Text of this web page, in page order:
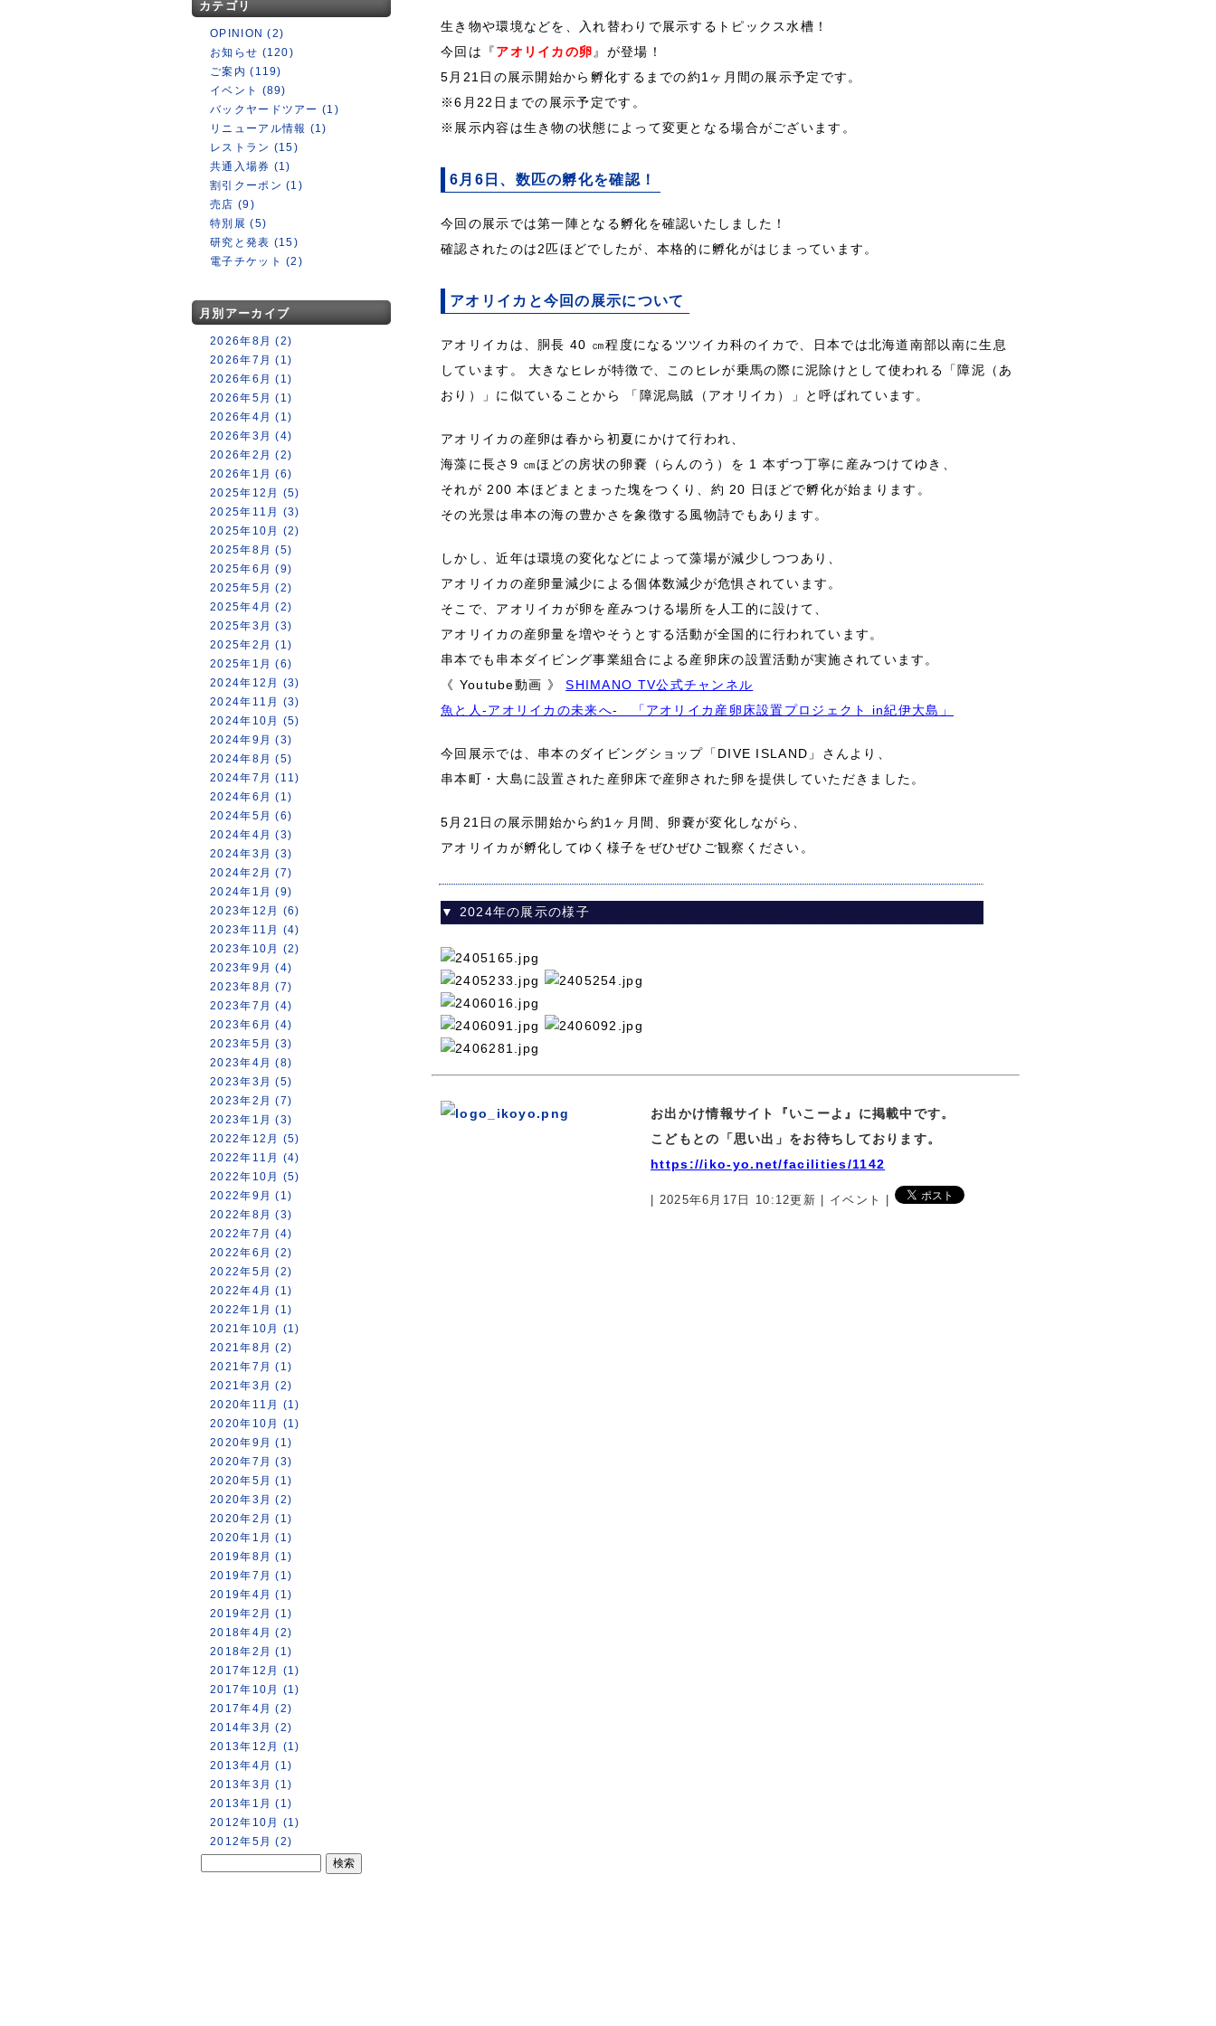
カテゴリ
OPINION (2)
お知らせ (120)
ご案内 (119)
イベント (89)
バックヤードツアー (1)
リニューアル情報 (1)
レストラン (15)
共通入場券 (1)
割引クーポン (1)
売店 (9)
特別展 (5)
研究と発表 (15)
電子チケット (2)
月別アーカイブ
2026年8月 (2)
2026年7月 (1)
2026年6月 (1)
2026年5月 (1)
2026年4月 (1)
2026年3月 (4)
2026年2月 (2)
2026年1月 (6)
2025年12月 (5)
2025年11月 (3)
2025年10月 (2)
2025年8月 (5)
2025年6月 (9)
2025年5月 (2)
2025年4月 (2)
2025年3月 (3)
2025年2月 (1)
2025年1月 (6)
2024年12月 (3)
2024年11月 (3)
2024年10月 (5)
2024年9月 (3)
2024年8月 (5)
2024年7月 (11)
2024年6月 (1)
2024年5月 (6)
2024年4月 (3)
2024年3月 (3)
2024年2月 (7)
2024年1月 (9)
2023年12月 (6)
2023年11月 (4)
2023年10月 (2)
2023年9月 (4)
2023年8月 (7)
2023年7月 (4)
2023年6月 (4)
2023年5月 (3)
2023年4月 (8)
2023年3月 (5)
2023年2月 (7)
2023年1月 (3)
2022年12月 (5)
2022年11月 (4)
2022年10月 (5)
2022年9月 (1)
2022年8月 (3)
2022年7月 (4)
2022年6月 (2)
2022年5月 (2)
2022年4月 (1)
2022年1月 (1)
2021年10月 (1)
2021年8月 (2)
2021年7月 (1)
2021年3月 (2)
2020年11月 (1)
2020年10月 (1)
2020年9月 (1)
2020年7月 (3)
2020年5月 (1)
2020年3月 (2)
2020年2月 (1)
2020年1月 (1)
2019年8月 (1)
2019年7月 (1)
2019年4月 (1)
2019年2月 (1)
2018年4月 (2)
2018年2月 (1)
2017年12月 (1)
2017年10月 (1)
2017年4月 (2)
2014年3月 (2)
2013年12月 (1)
2013年4月 (1)
2013年3月 (1)
2013年1月 (1)
2012年10月 (1)
2012年5月 (2)
生き物や環境などを、入れ替わりで展示するトピックス水槽！
今回は『アオリイカの卵 』が登場！
5月21日の展示開始から孵化するまでの約1ヶ月間の展示予定です。
※6月22日までの展示予定です。
※展示内容は生き物の状態によって変更となる場合がございます。
6月6日、数匹の孵化を確認！
今回の展示では第一陣となる孵化を確認いたしました！
確認されたのは2匹ほどでしたが、本格的に孵化がはじまっています。
アオリイカと今回の展示について
アオリイカは、胴長 40 ㎝程度になるツツイカ科のイカで、日本では北海道南部以南に生息
しています。 大きなヒレが特徴で、このヒレが乗馬の際に泥除けとして使われる「障泥（あ
おり）」に似ていることから 「障泥烏賊（アオリイカ）」と呼ばれています。
アオリイカの産卵は春から初夏にかけて行われ、
海藻に長さ9 ㎝ほどの房状の卵嚢（らんのう）を 1 本ずつ丁寧に産みつけてゆき、
それが 200 本ほどまとまった塊をつくり、約 20 日ほどで孵化が始まります。
その光景は串本の海の豊かさを象徴する風物詩でもあります。
しかし、近年は環境の変化などによって藻場が減少しつつあり、
アオリイカの産卵量減少による個体数減少が危惧されています。
そこで、アオリイカが卵を産みつける場所を人工的に設けて、
アオリイカの産卵量を増やそうとする活動が全国的に行われています。
串本でも串本ダイビング事業組合による産卵床の設置活動が実施されています。
《 Youtube動画 》SHIMANO TV公式チャンネル
魚と人-アオリイカの未来へ- 「アオリイカ産卵床設置プロジェクト in紀伊大島」
今回展示では、串本のダイビングショップ「DIVE ISLAND」さんより、
串本町・大島に設置された産卵床で産卵された卵を提供していただきました。
5月21日の展示開始から約1ヶ月間、卵嚢が変化しながら、
アオリイカが孵化してゆく様子をぜひぜひご観察ください。
▼ 2024年の展示の様子
お出かけ情報サイト『いこーよ』に掲載中です。
こどもとの「思い出」をお待ちしております。
https://iko-yo.net/facilities/1142
| 2025年6月17日 10:12更新 | イベント |